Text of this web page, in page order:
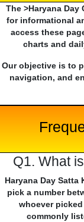
The >Haryana
for informational
access these
charts and
Our objective is to
navigation, and
Q1. What
Haryana Day Satta
pick a number
whoever
commonly